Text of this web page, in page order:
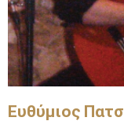
Ευθύμιος